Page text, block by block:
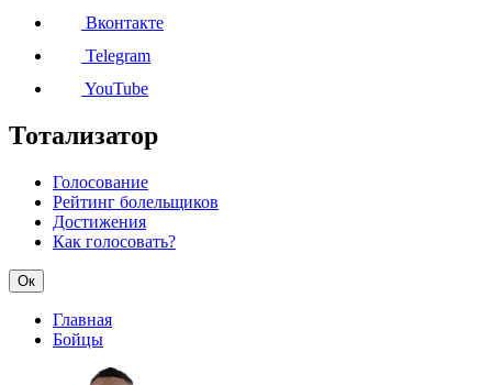
Вконтакте
Telegram
YouTube
Тотализатор
Голосование
Рейтинг болельщиков
Достижения
Как голосовать?
Ок
Главная
Бойцы